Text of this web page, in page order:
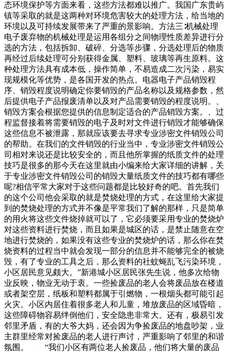
态环境保护等方面来看，这些方法都难以推广。我国广东贵屿
镇等采取的就是这两种对环境危害较大的处理方法，给当地的
环境以及可持续发展带来了严重的景影响。方法三∶机械处理
电子废弃物的机械处理是运用各组分之间物理性质差异进行分
选的方法，包括拆卸、破碎、分选等步骤，分选处理后的物质
再经过后续处理可分别获得金属、塑料、玻璃等再生原料。这
种处理方法具有成本低，操作简单，不易造成二次污染，易实
现规模化等优势，是各国开发的热点。电器电子产品销毁程
序、销毁程度说明确定你要销毁的产品名称以及规格参数，然
后提供电子产品报废清单以及对产品需要销毁的程度说明。、
销毁方案会根据您提供的信息制定适合的产品销毁方案。、过
程监督接着将需要销毁的电子及时对文件进行销毁才能够确保
这些信息不被泄露，那就应该要去寻求专业涉密文件销毁公司
的帮助。在我们的文件销毁的行业当中，专业涉密文件销毁公
司相对来说还是比较安全的，而且他所掌握的纸质文件的处理
技巧是很多的那今天在这里就由小编来给大家详细的讲解，关
于专业涉密文件销毁公司的销毁大量纸质文件的技巧都有哪些
呢?相信平常大家对于这些问题都是比较好奇的吧。首先我们
的这个公司他会采取的就是焚烧处理的方式，在这里给大家提
到的焚烧处理的方式并不像是平常我们了解的那样，只是简单
的用火将这些文件烧掉就可以了，它必须要采用专业的焚烧炉
对这些资料进行焚烧，而且如果是城区的话，是禁止随意在空
地进行焚烧的，如果没有这些专业的焚烧炉的话，那么你在焚
烧资料的过程当中就会发现一部分的信息并不能够完全的被烧
毁，有了专业的工具之后，那么资料的社蚊蝇乱飞污染环境，
小区居民意见颇大。”新港城小区居民张先生说，他多次给物
业反映，物业无动于衷。一些捡废品的老人会将废品放在楼道
或者架空层，纸板和塑料都属于引燃物，一根烟头都可能引起
火灾。小区内居住着很多老人和儿童，堆放废品的区域昏暗，
这些障碍物容易绊倒他们，安全隐患非常大。还有，极易引发
邻里矛盾，有的大爷大妈，还会因为争捡废品的地盘吵架，业
主群里经常对捡废品的老人进行声讨，严重影响了邻里的和谐
氛围。 “我们小区有两位老人捡废品，他们将大量的废品